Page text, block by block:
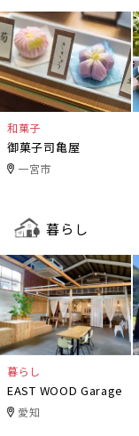
和菓子
御菓子司亀屋
一宮市
暮らし
暮らし
EAST WOOD Garage
愛知